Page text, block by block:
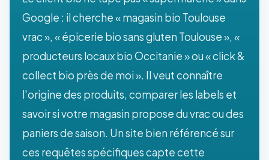
Google : il cherche « magasin bio Toulouse
vrac », « épicerie bio sans gluten Toulouse », «
producteurs locaux bio Occitanie » ou « click &
collect bio près de moi ». Il veut connaître
l'origine des produits, comparer les labels et
savoir si votre magasin propose du vrac ou des
paniers de saison. Un site bien référencé sur
ces requêtes spécifiques capte cette